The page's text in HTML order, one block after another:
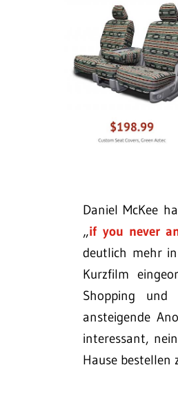
Daniel McKee
„if you never
deutlich mehr
Kurzfilm
Shopping
ansteigende
interessant,
Hause bestellen